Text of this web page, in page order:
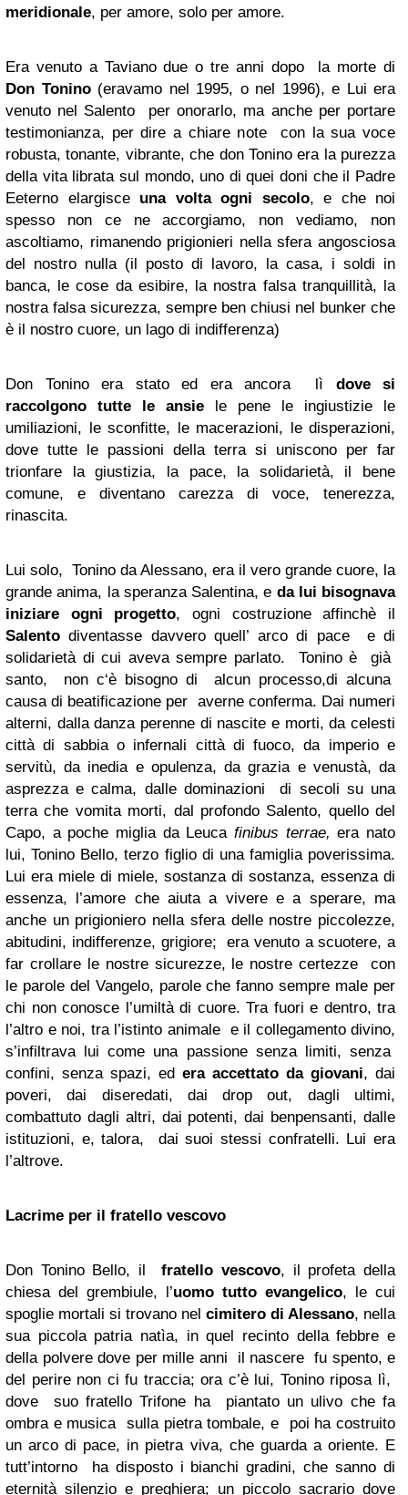
meridionale, per amore, solo per amore.
Era venuto a Taviano due o tre anni dopo la morte di
Don Tonino(eravamo nel 1995, o nel 1996), e Lui era
venuto nel Salento per onorarlo, ma anche per portare
testimonianza, per dire a chiare note con la sua voce
robusta, tonante, vibrante, che don Tonino era la purezza
della vita librata sul mondo, uno di quei doni che il Padre
Eeterno elargisce una volta ogni secolo, e che noi
spesso non ce ne accorgiamo, non vediamo, non
ascoltiamo, rimanendo prigionieri nella sfera angosciosa
del nostro nulla (il posto di lavoro, la casa, i soldi in
banca, le cose da esibire, la nostra falsa tranquillità, la
nostra falsa sicurezza, sempre ben chiusi nel bunker che
è il nostro cuore, un lago di indifferenza)
Don Tonino era stato ed era ancora lì dove si
raccolgono tutte le ansie le pene le ingiustizie le
umiliazioni, le sconfitte, le macerazioni, le disperazioni,
dove tutte le passioni della terra si uniscono per far
trionfare la giustizia, la pace, la solidarietà, il bene
comune, e diventano carezza di voce, tenerezza,
rinascita.
Lui solo, Tonino da Alessano, era il vero grande cuore, la
grande anima, la speranza Salentina, e da lui bisognava
iniziare ogni progetto, ogni costruzione affinchè il
Salento diventasse davvero quell’ arco di pace e di
solidarietà di cui aveva sempre parlato. Tonino è già
santo, non c‘è bisogno di alcun processo,di alcuna
causa di beatificazione per averne conferma. Dai numeri
alterni, dalla danza perenne di nascite e morti, da celesti
città di sabbia o infernali città di fuoco, da imperio e
servitù, da inedia e opulenza, da grazia e venustà, da
asprezza e calma, dalle dominazioni di secoli su una
terra che vomita morti, dal profondo Salento, quello del
Capo, a poche miglia da Leuca finibus terrae, era nato
lui, Tonino Bello, terzo figlio di una famiglia poverissima.
Lui era miele di miele, sostanza di sostanza, essenza di
essenza, l’amore che aiuta a vivere e a sperare, ma
anche un prigioniero nella sfera delle nostre piccolezze,
abitudini, indifferenze, grigiore; era venuto a scuotere, a
far crollare le nostre sicurezze, le nostre certezze con
le parole del Vangelo, parole che fanno sempre male per
chi non conosce l’umiltà di cuore. Tra fuori e dentro, tra
l’altro e noi, tra l’istinto animale e il collegamento divino,
s’infiltrava lui come una passione senza limiti, senza
confini, senza spazi, ed era accettato da giovani, dai
poveri, dai diseredati, dai drop out, dagli ultimi,
combattuto dagli altri, dai potenti, dai benpensanti, dalle
istituzioni, e, talora, dai suoi stessi confratelli. Lui era
l’altrove.
Lacrime per il fratello vescovo
Don Tonino Bello, ilfratello vescovo, il profeta della
chiesa del grembiule, l’uomo tutto evangelico, le cui
spoglie mortali si trovano nel cimitero di Alessano, nella
sua piccola patria natìa, in quel recinto della febbre e
della polvere dove per mille anni il nascere fu spento, e
del perire non ci fu traccia; ora c’è lui, Tonino riposa lì,
dove suo fratello Trifone ha piantato un ulivo che fa
ombra e musica sulla pietra tombale, e poi ha costruito
un arco di pace, in pietra viva, che guarda a oriente. E
tutt’intorno ha disposto i bianchi gradini, che sanno di
eternità silenzio e preghiera; un piccolo sacrario dove